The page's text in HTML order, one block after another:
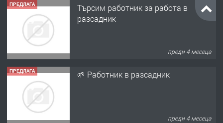
ПРЕДЛАГА
Търсим работник за работа в
разсадник
преди 4 месеца
ПРЕДЛАГА 🌱 Работник в разсадник
преди 4 месеца